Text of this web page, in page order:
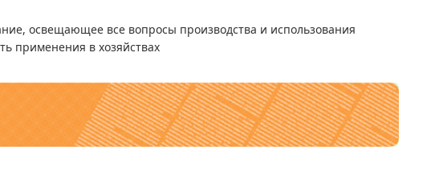
освещающее все вопросы производства и использования
применения в хозяйствах